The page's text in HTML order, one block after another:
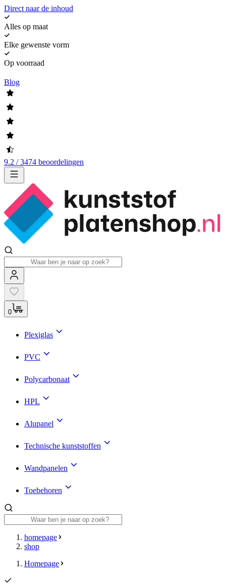
Direct naar de inhoud
Alles op maat
Elke gewenste vorm
Op voorraad
Blog
9.2 / 3474 beoordelingen
0
Plexiglas
PVC
Polycarbonaat
HPL
Alupanel
Technische kunststoffen
Wandpanelen
Toebehoren
homepage
shop
Homepage